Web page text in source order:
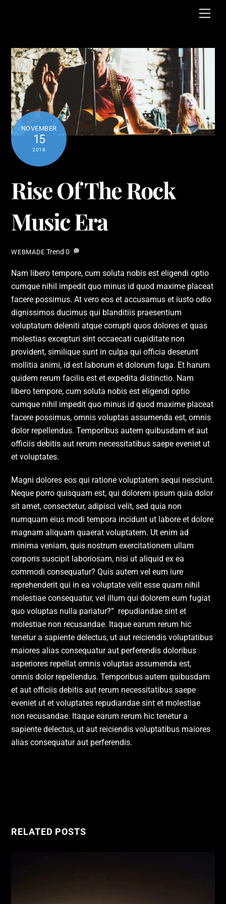
NOVEMBER
15
2018
Rise Of The Rock
Music Era
WEBMADE Trend 0
Nam libero tempore, cum soluta nobis est eligendi optio
cumque nihil impedit quo minus id quod maxime placeat
facere possimus. At vero eos et accusamus et iusto odio
dignissimos ducimus qui blanditiis praesentium
voluptatum deleniti atque corrupti quos dolores et quas
molestias excepturi sint occaecati cupiditate non
provident, similique sunt in culpa qui officia deserunt
mollitia animi, id est laborum et dolorum fuga. Et harum
quidem rerum facilis est et expedita distinctio. Nam
libero tempore, cum soluta nobis est eligendi optio
cumque nihil impedit quo minus id quod maxime placeat
facere possimus, omnis voluptas assumenda est, omnis
dolor repellendus. Temporibus autem quibusdam et aut
officiis debitis aut rerum necessitatibus saepe eveniet ut
et voluptates.
Magni dolores eos qui ratione voluptatem sequi nesciunt.
Neque porro quisquam est, qui dolorem ipsum quia dolor
sit amet, consectetur, adipisci velit, sed quia non
numquam eius modi tempora incidunt ut labore et dolore
magnam aliquam quaerat voluptatem. Ut enim ad
minima veniam, quis nostrum exercitationem ullam
corporis suscipit laboriosam, nisi ut aliquid ex ea
commodi consequatur? Quis autem vel eum iure
reprehenderit qui in ea voluptate velit esse quam nihil
molestiae consequatur, vel illum qui dolorem eum fugiat
quo voluptas nulla pariatur?” repudiandae sint et
molestiae non recusandae. Itaque earum rerum hic
tenetur a sapiente delectus, ut aut reiciendis voluptatibus
maiores alias consequatur aut perferendis doloribus
asperiores repellat omnis voluptas assumenda est,
omnis dolor repellendus. Temporibus autem quibusdam
et aut officiis debitis aut rerum necessitatibus saepe
eveniet ut et voluptates repudiandae sint et molestiae
non recusandae. Itaque earum rerum hic tenetur a
sapiente delectus, ut aut reiciendis voluptatibus maiores
alias consequatur aut perferendis.
RELATED POSTS